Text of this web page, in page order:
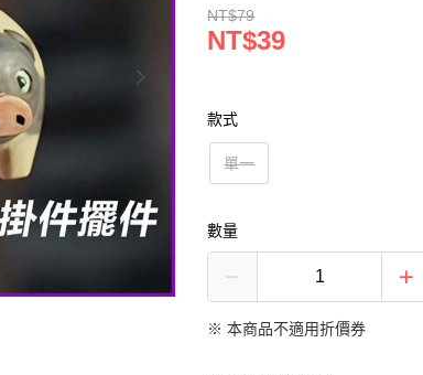
NT$79
NT$39
款式
單一
數量
※ 本商品不適用折價券